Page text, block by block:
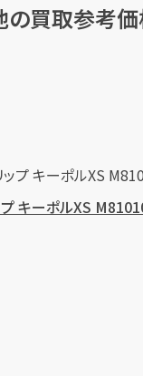
他の買取参考
プ キーポルXS